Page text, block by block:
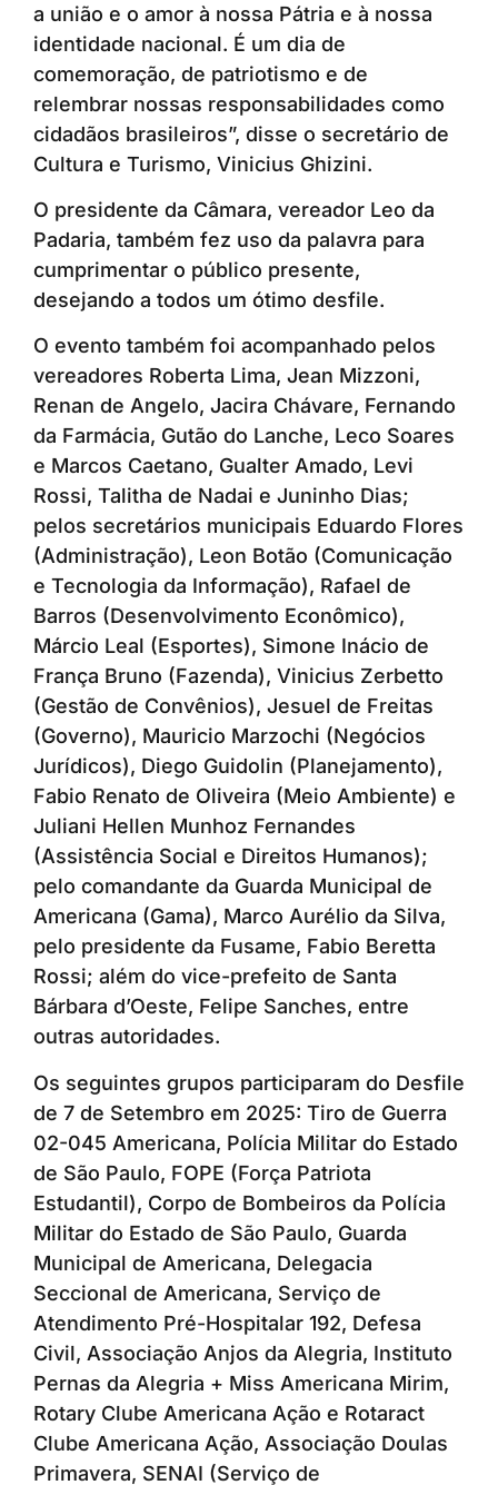
a união e o amor à nossa Pátria e à nossa
identidade nacional. É um dia de
comemoração, de patriotismo e de
relembrar nossas responsabilidades como
cidadãos brasileiros”, disse o secretário de
Cultura e Turismo, Vinicius Ghizini.
O presidente da Câmara, vereador Leo da
Padaria, também fez uso da palavra para
cumprimentar o público presente,
desejando a todos um ótimo desfile.
O evento também foi acompanhado pelos
vereadores Roberta Lima, Jean Mizzoni,
Renan de Angelo, Jacira Chávare, Fernando
da Farmácia, Gutão do Lanche, Leco Soares
e Marcos Caetano, Gualter Amado, Levi
Rossi, Talitha de Nadai e Juninho Dias;
pelos secretários municipais Eduardo Flores
(Administração), Leon Botão (Comunicação
e Tecnologia da Informação), Rafael de
Barros (Desenvolvimento Econômico),
Márcio Leal (Esportes), Simone Inácio de
França Bruno (Fazenda), Vinicius Zerbetto
(Gestão de Convênios), Jesuel de Freitas
(Governo), Mauricio Marzochi (Negócios
Jurídicos), Diego Guidolin (Planejamento),
Fabio Renato de Oliveira (Meio Ambiente) e
Juliani Hellen Munhoz Fernandes
(Assistência Social e Direitos Humanos);
pelo comandante da Guarda Municipal de
Americana (Gama), Marco Aurélio da Silva,
pelo presidente da Fusame, Fabio Beretta
Rossi; além do vice-prefeito de Santa
Bárbara d’Oeste, Felipe Sanches, entre
outras autoridades.
Os seguintes grupos participaram do Desfile
de 7 de Setembro em 2025: Tiro de Guerra
02-045 Americana, Polícia Militar do Estado
de São Paulo, FOPE (Força Patriota
Estudantil), Corpo de Bombeiros da Polícia
Militar do Estado de São Paulo, Guarda
Municipal de Americana, Delegacia
Seccional de Americana, Serviço de
Atendimento Pré-Hospitalar 192, Defesa
Civil, Associação Anjos da Alegria, Instituto
Pernas da Alegria + Miss Americana Mirim,
Rotary Clube Americana Ação e Rotaract
Clube Americana Ação, Associação Doulas
Primavera, SENAI (Serviço de